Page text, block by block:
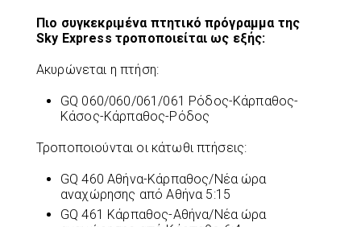
Πιο συγκεκριμένα πτητικό πρόγραμμα της
Sky Express τροποποιείται ως εξής:
Ακυρώνεται η πτήση:
GQ 060/060/061/061 Ρόδος-Κάρπαθος-
Κάσος-Κάρπαθος-Ρόδος
Τροποποιούνται οι κάτωθι πτήσεις:
GQ 460 Αθήνα-Κάρπαθος/Νέα ώρα
αναχώρησης από Αθήνα 5:15
GQ 461 Κάρπαθος-Αθήνα/Νέα ώρα